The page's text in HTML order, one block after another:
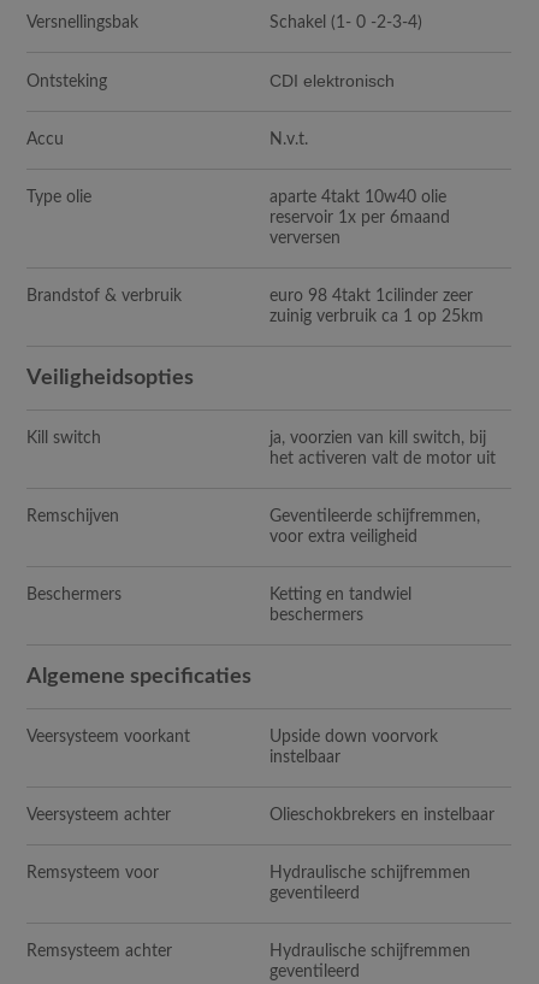
Versnellingsbak Schakel (1- 0 -2-3-4)
Ontsteking CDI elektronisch
Accu N.v.t.
Type olie
aparte 4takt 10w40 olie
reservoir 1x per 6maand
verversen
Brandstof & verbruik
euro 98 4takt 1cilinder zeer
zuinig verbruik ca 1 op 25km
Veiligheidsopties
Kill switch
ja, voorzien van kill switch, bij
het activeren valt de motor uit
Remschijven
Geventileerde schijfremmen,
voor extra veiligheid
Beschermers
Ketting en tandwiel
beschermers
Algemene specificaties
Veersysteem voorkant
Upside down voorvork
instelbaar
Veersysteem achter Olieschokbrekers en instelbaar
Remsysteem voor
Hydraulische schijfremmen
geventileerd
Remsysteem achter
Hydraulische schijfremmen
geventileerd